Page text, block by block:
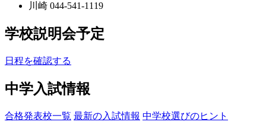
川崎 044-541-1119
学校説明会予定
日程を確認する
中学入試情報
合格発表校一覧 最新の入試情報 中学校選びのヒント